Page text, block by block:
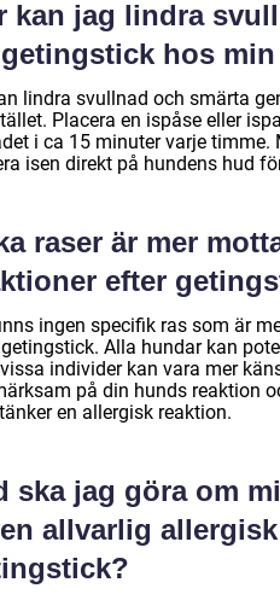
kan jag lindra
hos
lindra svullnad och smärta
Placera en ispåse eller
i ca 15 minuter varje
isen direkt på hundens hud
raser är mer
efter
ingen specifik ras som är
Alla hundar kan
individer kan vara mer
på din hunds reaktion
en allergisk reaktion.
ska jag göra om
allvarlig